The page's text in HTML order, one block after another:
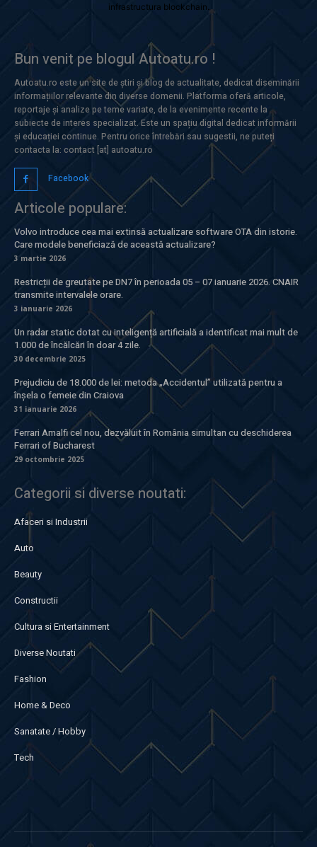
infrastructura blockchain.
Bun venit pe blogul Autoatu.ro !
Autoatu.ro este un site de știri și blog de actualitate, dedicat diseminării
informațiilor relevante din diverse domenii. Platforma oferă articole,
reportaje și analize pe teme variate, de la evenimente recente la
subiecte de interes specializat. Este un spațiu digital dedicat informării
și educației continue. Pentru orice întrebări sau sugestii, ne puteți
contacta la: contact [at] autoatu.ro
Facebook
Articole populare:
Volvo introduce cea mai extinsă actualizare software OTA din istorie.
Care modele beneficiază de această actualizare?
3 martie 2026
Restricții de greutate pe DN7 în perioada 05 – 07 ianuarie 2026. CNAIR
transmite intervalele orare.
3 ianuarie 2026
Un radar static dotat cu inteligență artificială a identificat mai mult de
1.000 de încălcări în doar 4 zile.
30 decembrie 2025
Prejudiciu de 18.000 de lei: metoda „Accidentul” utilizată pentru a
înșela o femeie din Craiova
31 ianuarie 2026
Ferrari Amalfi cel nou, dezvăluit în România simultan cu deschiderea
Ferrari of Bucharest
29 octombrie 2025
Categorii si diverse noutati:
Afaceri si Industrii
Auto
Beauty
Constructii
Cultura si Entertainment
Diverse Noutati
Fashion
Home & Deco
Sanatate / Hobby
Tech